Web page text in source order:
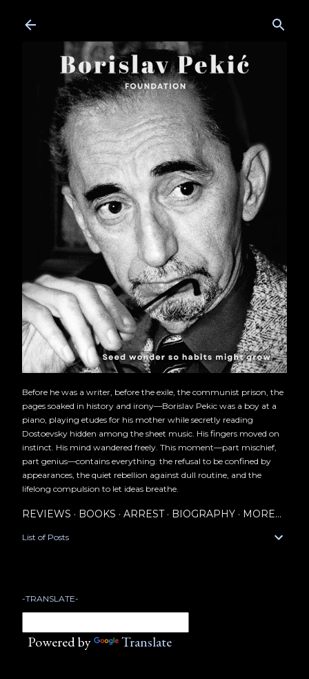
Before he was a writer, before the exile, the communist prison, the
pages soaked in history and irony—Borislav Pekic was a boy at a
piano, playing etudes for his mother while secretly reading
Dostoevsky hidden among the sheet music. His fingers moved on
instinct. His mind wandered freely. This moment—part mischief,
part genius—contains everything: the refusal to be confined by
appearances, the quiet rebellion against dull routine, and the
lifelong compulsion to let ideas breathe.
REVIEWS BOOKS ARREST BIOGRAPHY MORE…
List of Posts
-TRANSLATE-
Powered by Translate